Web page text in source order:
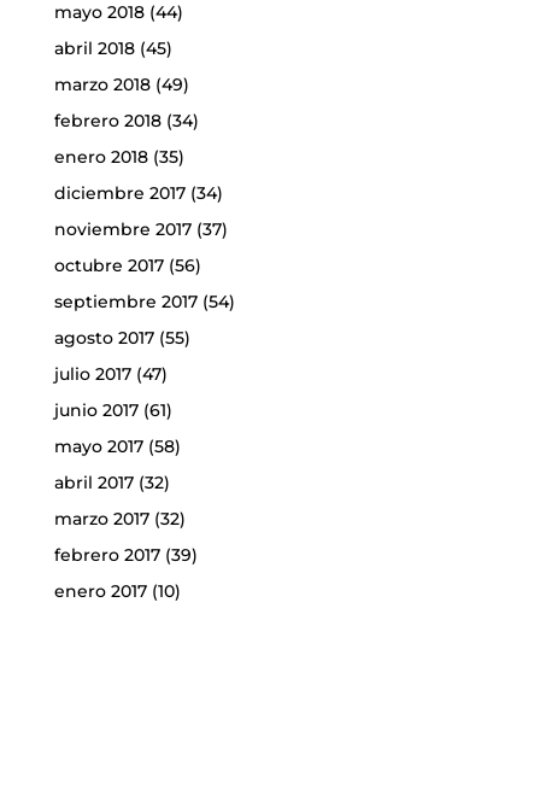
mayo 2018(44)
abril 2018(45)
marzo 2018(49)
febrero 2018(34)
enero 2018(35)
diciembre 2017(34)
noviembre 2017(37)
octubre 2017(56)
septiembre 2017(54)
agosto 2017(55)
julio 2017(47)
junio 2017(61)
mayo 2017(58)
abril 2017(32)
marzo 2017(32)
febrero 2017(39)
enero 2017(10)